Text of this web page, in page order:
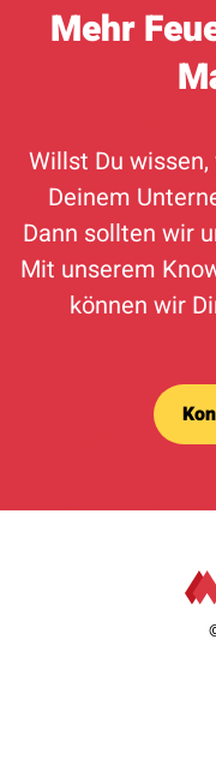
Mehr
Willst Du
Deinem
Dann sollten wir
Mit unserem
können wir